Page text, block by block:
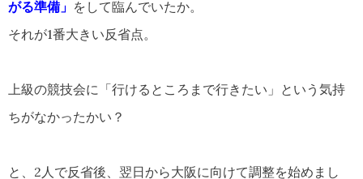
がる準備」 をして臨んでいたか。
それが1番大きい反省点。
上級の競技会に「行けるところまで行きたい」という気持
ちがなかったかい？
と、2人で反省後、翌日から大阪に向けて調整を始めまし